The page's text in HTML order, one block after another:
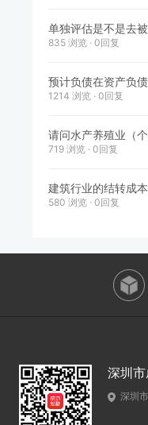
单独评估是不是去
835 浏览 · 0回复
预计负债在资产负
1214 浏览 · 0回复
请问水产养殖业（
719 浏览 · 0回复
建筑行业的结转成
580 浏览 · 0回复
深圳
深圳